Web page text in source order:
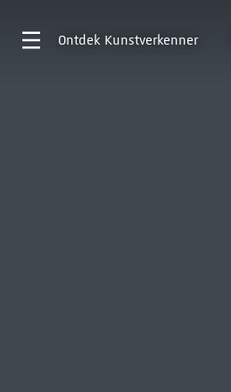
Ontdek Kunstverkenner